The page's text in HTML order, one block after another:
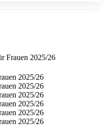
Frauen 2025/26